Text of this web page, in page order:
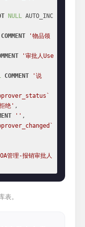
NULL AUTO_INC
COMMENT
'物品领
'审批人Use
COMMENT
'说
绝' ,
'' ,
OA管理-报销审批人
。